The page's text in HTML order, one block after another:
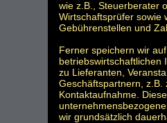
wie z.B., Steuerberater
Wirtschaftsprüfer sowie
Gebührenstellen und
Ferner speichern wir
betriebswirtschaftlichen
zu Lieferanten,
Geschäftspartnern, z.B.
Kontaktaufnahme.
wir grundsätzlich